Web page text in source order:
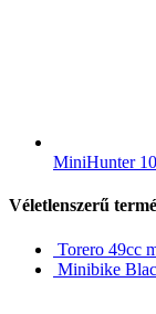
MiniHunter
Véletlenszerű
Torero 49cc
Minibike